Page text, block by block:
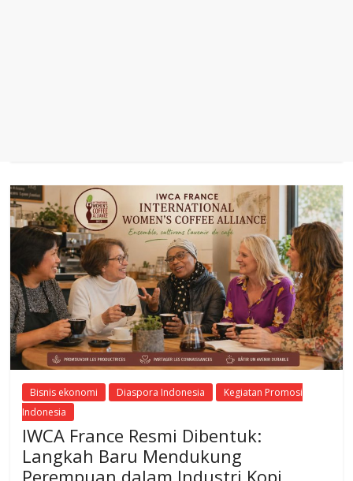
Bisnis ekonomi Diaspora Indonesia
Kegiatan Promosi
Indonesia
IWCA France Resmi Dibentuk:
Langkah Baru Mendukung